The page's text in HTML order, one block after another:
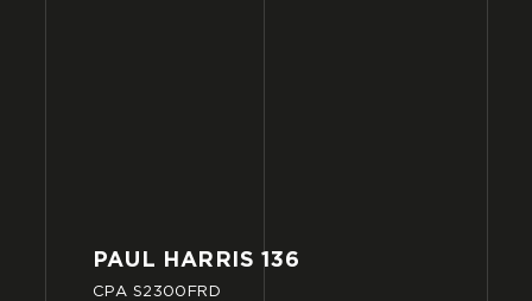
PAUL HARRIS 136
CPA S2300FRD